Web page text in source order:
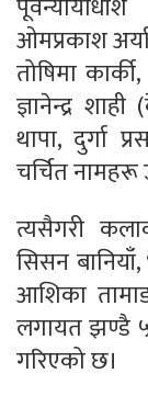
ओमप्रकाश
तोषिमा
ज्ञानेन्द्र
थापा, दुर्गा
चर्चित
त्यसैगरी
सिसन
आशिका
लगायत झण्डै
गरिएको छ।